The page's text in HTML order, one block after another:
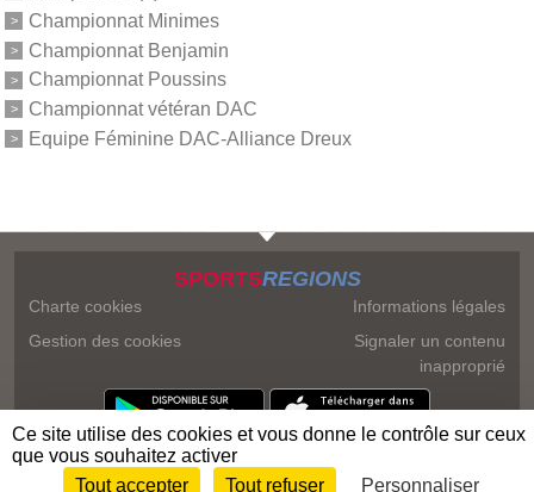
Championnat Minimes
Championnat Benjamin
Championnat Poussins
Championnat vétéran DAC
Equipe Féminine DAC-Alliance Dreux
SPORTSREGIONS
Charte cookies
Gestion des cookies
Informations légales
Signaler un contenu
inapproprié
Envie de participer ? Connexion
Ce site utilise des cookies et vous donne le contrôle sur ceux
que vous souhaitez activer
Tout accepter
Tout refuser Personnaliser